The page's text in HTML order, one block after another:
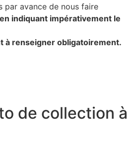
par avance de nous faire
en indiquant impérativement le
à renseigner obligatoirement.
de collection à